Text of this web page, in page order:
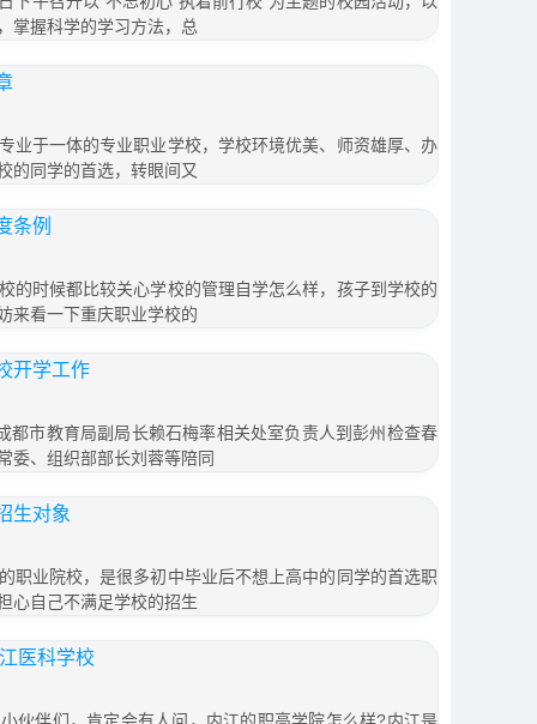
掌握科学的学习方法，总
业于一体的专业职业学校，学校环境优美、师资雄厚、办
的同学的首选，转眼间又
条例
的时候都比较关心学校的管理自学怎么样，孩子到学校的
来看一下重庆职业学校的
开学工作
都市教育局副局长赖石梅率相关处室负责人到彭州检查春
委、组织部部长刘蓉等陪同
生对象
职业院校，是很多初中毕业后不想上高中的同学的首选职
心自己不满足学校的招生
医科学校